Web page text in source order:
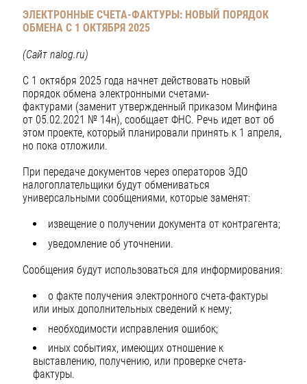
ЭЛЕКТРОННЫЕ СЧЕТА-ФАКТУРЫ: НОВЫЙ ПОРЯДОК
ОБМЕНА С 1 ОКТЯБРЯ 2025
(Сайт nalog.ru)
С 1 октября 2025 года начнет действовать новый
порядок обмена электронными счетами-
фактурами (заменит утвержденный приказом Минфина
от 05.02.2021 № 14н), сообщает ФНС. Речь идет вот об
этом проекте, который планировали принять к 1 апреля,
но пока отложили.
При передаче документов через операторов ЭДО
налогоплательщики будут обмениваться
универсальными сообщениями, которые заменят:
извещение о получении документа от контрагента;
уведомление об уточнении.
Сообщения будут использоваться для информирования:
о факте получения электронного счета-фактуры
или иных дополнительных сведений к нему;
необходимости исправления ошибок;
иных событиях, имеющих отношение к
выставлению, получению, или проверке счета-
фактуры.